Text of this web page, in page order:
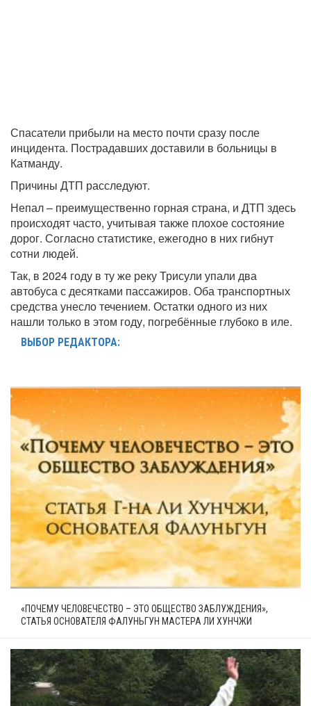
Спасатели прибыли на место почти сразу после
инцидента. Пострадавших доставили в больницы в
Катманду.
Причины ДТП расследуют.
Непал – преимущественно горная страна, и ДТП здесь
происходят часто, учитывая также плохое состояние
дорог. Согласно статистике, ежегодно в них гибнут
сотни людей.
Так, в 2024 году в ту же реку Трисули упали два
автобуса с десятками пассажиров. Оба транспортных
средства унесло течением. Остатки одного из них
нашли только в этом году, погребённые глубоко в иле.
ВЫБОР РЕДАКТОРА:
«ПОЧЕМУ ЧЕЛОВЕЧЕСТВО – ЭТО ОБЩЕСТВО ЗАБЛУЖДЕНИЯ»,
СТАТЬЯ ОСНОВАТЕЛЯ ФАЛУНЬГУН МАСТЕРА ЛИ ХУНЧЖИ